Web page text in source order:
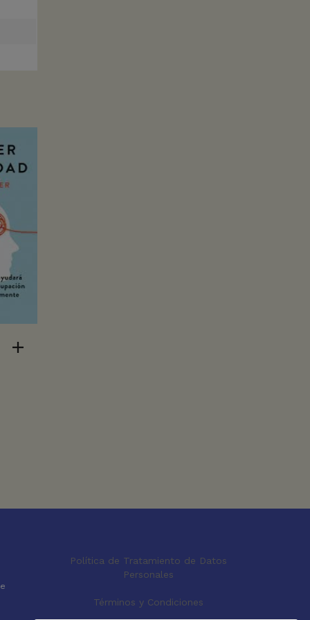
Política de Tratamiento de Datos
Personales
Términos y Condiciones